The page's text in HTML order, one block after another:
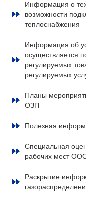
Информация о
возможности
теплоснабжения
Информация об
осуществляется
регулируемых
регулируемых
Планы
ОЗП
Полезная
Специальная
рабочих мест
Раскрытие